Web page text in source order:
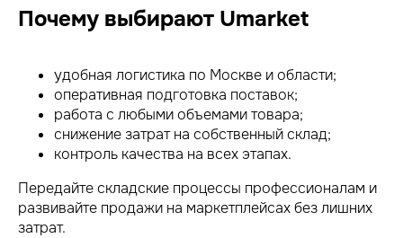
Почему выбирают Umarket
удобная логистика по Москве и области;
оперативная подготовка поставок;
работа с любыми объемами товара;
снижение затрат на собственный склад;
контроль качества на всех этапах.
Передайте складские процессы профессионалам и
развивайте продажи на маркетплейсах без лишних
затрат.